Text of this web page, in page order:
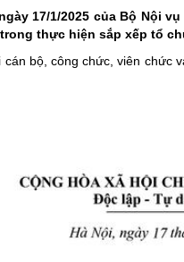
đai năm 2024
trực tuyến “Tìm hiểu về
Ngày Tổng tuyển cử đầu tiên
Lai Châu đất và người
Lễ hội văn hóa
17/1/2025 của Bộ Nội
thực hiện sắp xếp tổ
bộ, công chức, viên chức